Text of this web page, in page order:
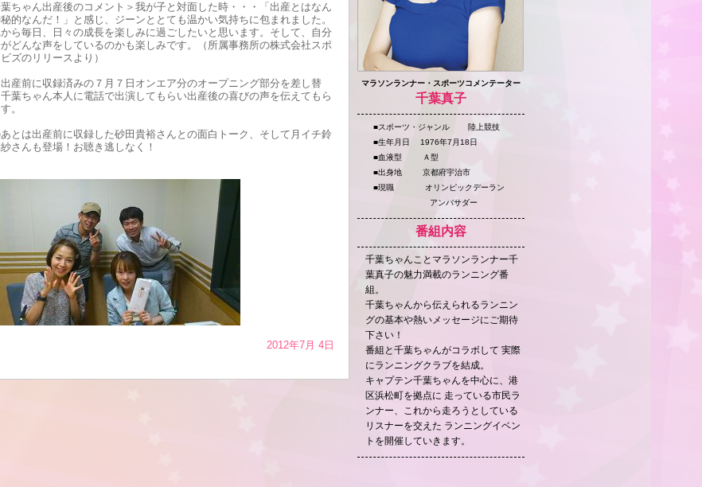
葉ちゃん出産後のコメント＞我が子と対面した時・・・「出産とはなん
的なんだ！」と感じ、ジーンととても温かい気持ちに包まれました。
ら毎日、日々の成長を楽しみに過ごしたいと思います。そして、自分
どんな声をしているのかも楽しみです。（所属事務所の株式会社スポ
ズのリリースより）
産前に収録済みの７月７日オンエア分のオープニング部分を差し替
千葉ちゃん本人に電話で出演してもらい出産後の喜びの声を伝えてもら
。
とは出産前に収録した砂田貴裕さんとの面白トーク、そして月イチ鈴
さんも登場！お聴き逃しなく！
2012年7月 4日
マラソンランナー・スポーツコメンテーター
千葉真子
■スポーツ・ジャンル 陸上競技
■生年月日 1976年7月18日
■血液型 Ａ型
■出身地 京都府宇治市
■現職 オリンピックデーラン
アンバサダー
番組内容
千葉ちゃんことマラソンランナー千
葉真子の魅力満載のランニング番
組。
千葉ちゃんから伝えられるランニン
グの基本や熱いメッセージにご期待
下さい！
番組と千葉ちゃんがコラボして 実際
にランニングクラブを結成。
キャプテン千葉ちゃんを中心に、港
区浜松町を拠点に 走っている市民ラ
ンナー、これから走ろうとしている
リスナーを交えた ランニングイベン
トを開催していきます。